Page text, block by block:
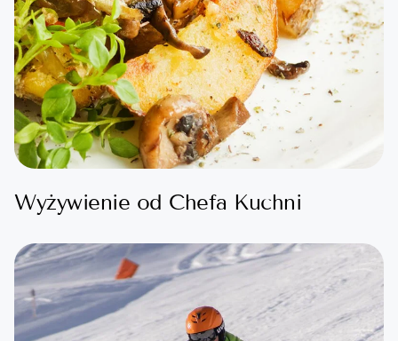
Wyżywienie od Chefa Kuchni